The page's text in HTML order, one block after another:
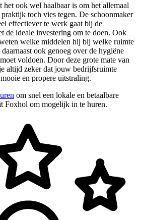
het ook wel haalbaar is om het allemaal
toch vies tegen. De schoonmaker
effectiever te werk gaat bij de
de ideale investering om te doen. Ook
welke middelen hij bij welke ruimte
ook genoeg over de hygiëne
voldoen. Door deze grote mate van
altijd zeker dat jouw bedrijfsruimte
en propere uitstraling.
om snel een lokale en betaalbare
Foxhol om mogelijk in te huren.